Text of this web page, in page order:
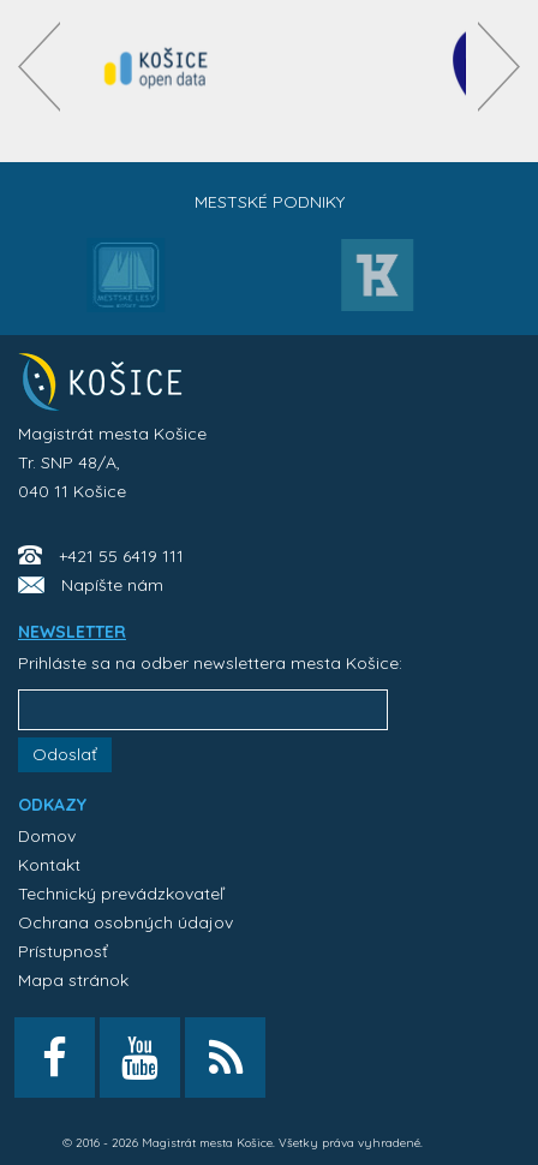
MESTSKÉ PODNIKY
Magistrát mesta Košice
Tr. SNP 48/A,
040 11 Košice
+421 55 6419 111
Napíšte nám
NEWSLETTER
Prihláste sa na odber newslettera mesta Košice:
Odoslať
ODKAZY
Domov
Kontakt
Technický prevádzkovateľ
Ochrana osobných údajov
Prístupnosť
Mapa stránok
© 2016 - 2026 Magistrát mesta Košice. Všetky práva vyhradené.